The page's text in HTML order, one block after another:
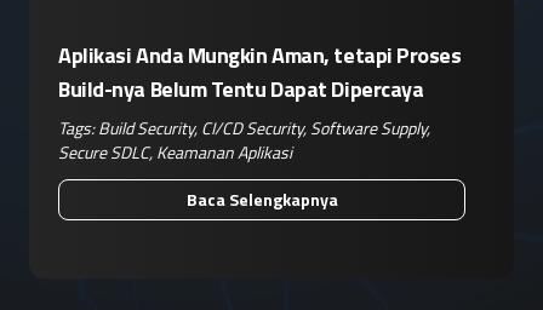
Aplikasi Anda Mungkin Aman, tetapi Proses
Build-nya Belum Tentu Dapat Dipercaya
Tags:Build Security,CI/CD Security,Software Supply,
Secure SDLC,Keamanan Aplikasi
Baca Selengkapnya